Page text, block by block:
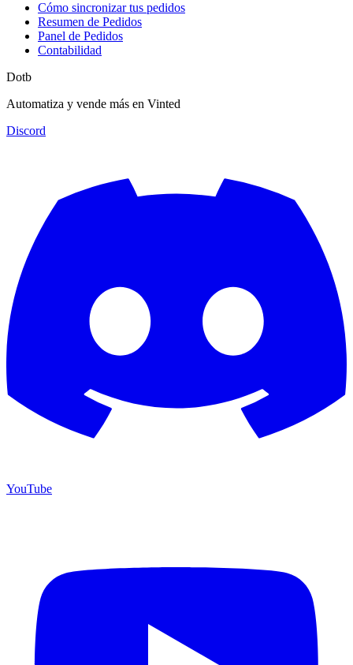
Cómo sincronizar tus pedidos
Resumen de Pedidos
Panel de Pedidos
Contabilidad
Dotb
Automatiza y vende más en Vinted
Discord
YouTube